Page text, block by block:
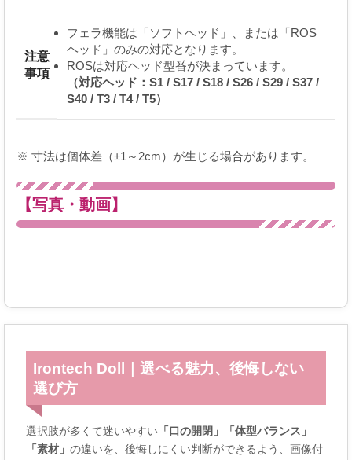
注意
事項
フェラ機能は「ソフトヘッド」、または「ROS
ヘッド」のみの対応となります。
ROSは対応ヘッド型番が決まっています。
（対応ヘッド：S1 / S17 / S18 / S26 / S29 / S37 /
S40 / T3 / T4 / T5）
※ 寸法は個体差（±1～2cm）が生じる場合があります。
【写真・動画】
Irontech Doll｜選べる魅力、後悔しない
選び方
選択肢が多くて迷いやすい 「口の開閉」
「体型バランス」
「素材」 の違いを、後悔しにくい判断ができるよう、画像付